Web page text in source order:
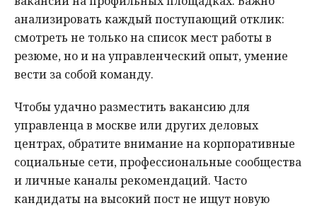
анализировать каждый поступающий отклик:
смотреть не только на список мест работы в
резюме, но и на управленческий опыт, умение
вести за собой команду.
Чтобы удачно разместить вакансию для
управленца в москве или других деловых
центрах, обратите внимание на корпоративные
социальные сети, профессиональные сообщества
и личные каналы рекомендаций. Часто
кандидаты на высокий пост не ищут новую